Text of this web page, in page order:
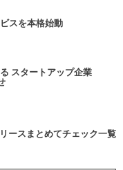
スを本格始動
スタートアップ企業
ースまとめてチェック一覧